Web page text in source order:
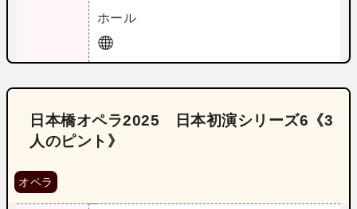
ホール
日本橋オペラ2025 日本初演シリーズ6《3
人のピント》
オペラ